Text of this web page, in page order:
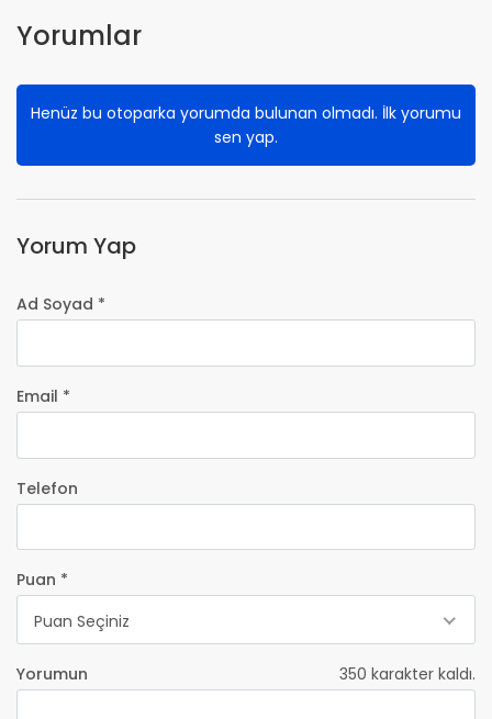
Yorumlar
Henüz bu otoparka yorumda bulunan olmadı. İlk yorumu
sen yap.
Yorum Yap
Ad Soyad *
Email *
Telefon
Puan *
Puan Seçiniz
Yorumun 350 karakter kaldı.